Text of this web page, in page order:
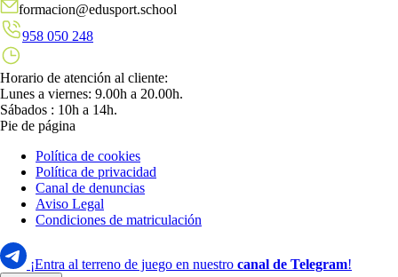
formacion@edusport.school
958 050 248
Horario de atención al cliente:
Lunes a viernes: 9.00h a 20.00h.
Sábados : 10h a 14h.
Pie de página
Política de cookies
Política de privacidad
Canal de denuncias
Aviso Legal
Condiciones de matriculación
¡Entra al terreno de juego en nuestro canal de Telegram!